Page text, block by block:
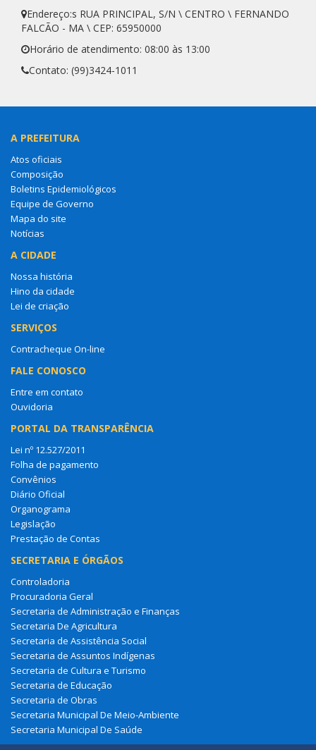
Endereço:s RUA PRINCIPAL, S/N \ CENTRO \ FERNANDO
FALCÃO - MA \ CEP: 65950000
Horário de atendimento: 08:00 às 13:00
Contato: (99)3424-1011
A PREFEITURA
Atos oficiais
Composição
Boletins Epidemiológicos
Equipe de Governo
Mapa do site
Notícias
A CIDADE
Nossa história
Hino da cidade
Lei de criação
SERVIÇOS
Contracheque On-line
FALE CONOSCO
Entre em contato
Ouvidoria
PORTAL DA TRANSPARÊNCIA
Lei nº 12.527/2011
Folha de pagamento
Convênios
Diário Oficial
Organograma
Legislação
Prestação de Contas
SECRETARIA E ÓRGÃOS
Controladoria
Procuradoria Geral
Secretaria de Administração e Finanças
Secretaria De Agricultura
Secretaria de Assistência Social
Secretaria de Assuntos Indígenas
Secretaria de Cultura e Turismo
Secretaria de Educação
Secretaria de Obras
Secretaria Municipal De Meio-Ambiente
Secretaria Municipal De Saúde